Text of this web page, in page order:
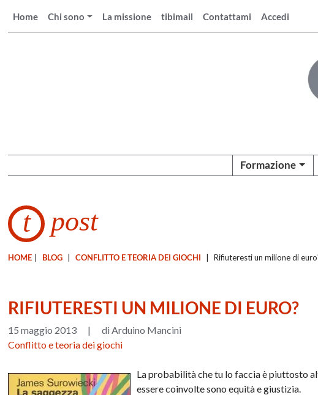
Home Chi sono La missione tibimail Contattami Accedi
Formazione
t post
HOME BLOG CONFLITTO E TEORIA DEI GIOCHI Rifiuteresti un milione di
RIFIUTERESTI UN MILIONE DI EURO?
15 maggio 2013 |
di Arduino Mancini
Conflitto e teoria dei giochi
La probabilità che tu lo faccia è piuttosto
essere coinvolte sono equità e giustizia.